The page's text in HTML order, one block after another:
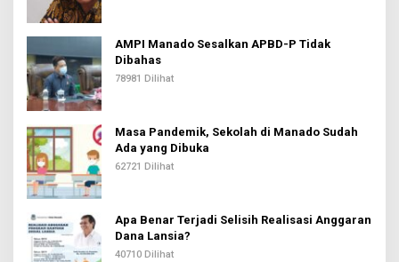
AMPI Manado Sesalkan APBD-P Tidak
Dibahas
78981 Dilihat
Masa Pandemik, Sekolah di Manado Sudah
Ada yang Dibuka
62721 Dilihat
Apa Benar Terjadi Selisih Realisasi Anggaran
Dana Lansia?
40710 Dilihat